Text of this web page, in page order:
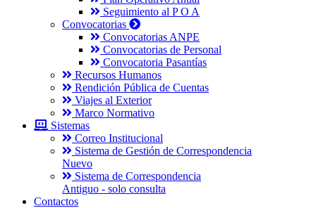
Seguimiento al P O A
Convocatorias
Convocatorias ANPE
Convocatorias de Personal
Convocatoria Pasantías
Recursos Humanos
Rendición Pública de Cuentas
Viajes al Exterior
Marco Normativo
Sistemas
Correo Institucional
Sistema de Gestión de Correspondencia
Nuevo
Sistema de Correspondencia
Antiguo - solo consulta
Contactos